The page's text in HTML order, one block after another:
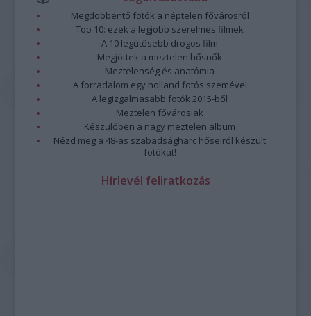
Megdöbbentő fotók a néptelen fővárosról
Top 10: ezek a legjobb szerelmes filmek
A 10 legütősebb drogos film
Megjöttek a meztelen hősnők
Meztelenség és anatómia
A forradalom egy holland fotós szemével
A legizgalmasabb fotók 2015-ből
Meztelen fővárosiak
Készülőben a nagy meztelen album
Nézd meg a 48-as szabadságharc hőseiről készült
fotókat!
Hírlevél feliratkozás